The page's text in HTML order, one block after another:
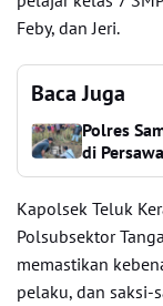
Feby, dan Jeri.
Baca Juga
Polres
di
Kapolsek Teluk
Polsubsektor
memastikan
pelaku, dan saksi-